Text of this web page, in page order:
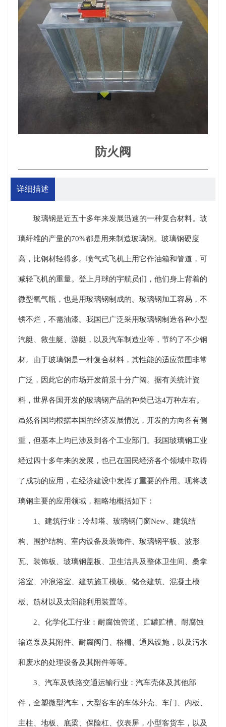
防火阀
详细描述
玻璃钢是近五十多年来发展迅速的一种复合材料。玻
璃纤维的产量的70%都是用来制造玻璃钢。玻璃钢硬度
高，比钢材轻得多。喷气式飞机上用它作油箱和管道，可
减轻飞机的重量。登上月球的宇航员们，他们身上背着的
微型氧气瓶，也是用玻璃钢制成的。玻璃钢加工容易，不
锈不烂，不需油漆。我国已广泛采用玻璃钢制造各种小型
汽艇、救生艇、游艇，以及汽车制造业等，节约了不少钢
材。由于玻璃钢是一种复合材料，其性能的适应范围非常
广泛，因此它的市场开发前景十分广阔。据有关统计资
料，世界各国开发的玻璃钢产品的种类已达4万种左右。
虽然各国均根据本国的经济发展情况，开发的方向各有侧
重，但基本上均已涉及到各个工业部门。我国玻璃钢工业
经过四十多年来的发展，也已在国民经济各个领域中取得
了成功的应用，在经济建设中发挥了重要的作用。现将玻
璃钢主要的应用领域，粗略地概括如下：
1、建筑行业：冷却塔、玻璃钢门窗New、建筑结
构、围护结构、室内设备及装饰件、玻璃钢平板、波形
瓦、装饰板、玻璃钢盖板、卫生洁具及整体卫生间、桑拿
浴室、冲浪浴室、建筑施工模板、储仓建筑、混凝土模
板、筋材以及太阳能利用装置等。
2、化学化工行业：耐腐蚀管道、贮罐贮槽、耐腐蚀
输送泵及其附件、耐腐阀门、格栅、通风设施，以及污水
和废水的处理设备及其附件等等。
3、汽车及铁路交通运输行业：汽车壳体及其他部
件，全塑微型汽车，大型客车的车体外壳、车门、内板、
主柱、地板、底梁、保险杠、仪表屏，小型客货车，以及